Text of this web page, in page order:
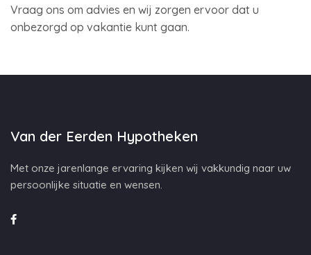
Vraag ons om advies en wij zorgen ervoor dat u
onbezorgd op vakantie kunt gaan.
Van der Eerden Hypotheken
Met onze jarenlange ervaring kijken wij vakkundig naar uw
persoonlijke situatie en wensen.